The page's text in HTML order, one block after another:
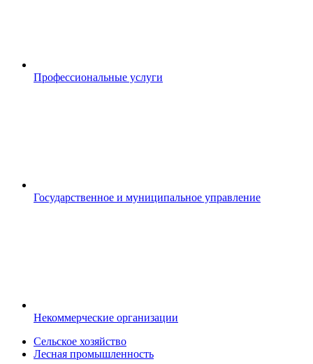
Профессиональные услуги
Государственное и муниципальное управление
Некоммерческие организации
Сельское хозяйство
Лесная промышленность